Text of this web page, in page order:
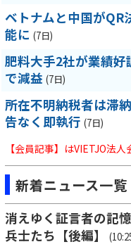
ベトナムと中国が
能に (7日)
肥料大手2社が業績
で減益 (7日)
所在不明納税者は滞
告なく即執行 (7日)
【会員記事】はVIETJO法
新着ニュース一覧
消えゆく証言者の記
兵士たち【後編】